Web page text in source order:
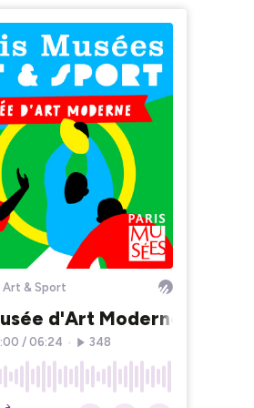
Art & Sport
d'Art Moderne |
/ 06:24 348